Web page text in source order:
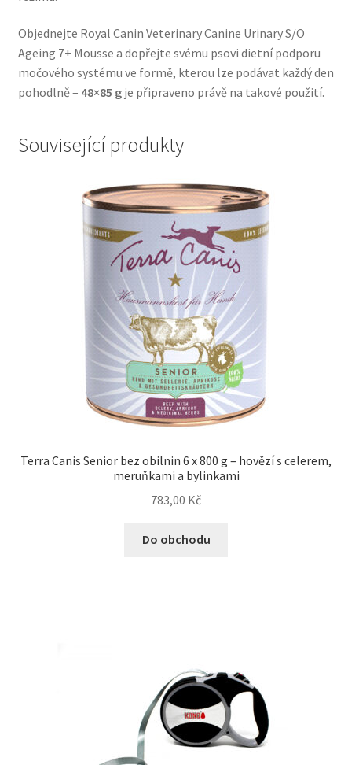
Objednejte Royal Canin Veterinary Canine Urinary S/O
Ageing 7+ Mousse a dopřejte svému psovi dietní podporu
močového systému ve formě, kterou lze podávat každý den
pohodlně – 48×85 gje připraveno právě na takové použití.
Související produkty
Terra Canis Senior bez obilnin 6 x 800 g – hovězí s celerem,
meruňkami a bylinkami
783,00 Kč
Do obchodu